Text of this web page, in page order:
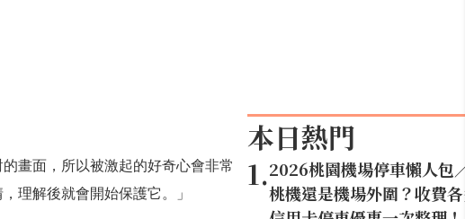
畫面，所以被激起的好奇心會非常
理解後就會開始保護它。」
本日熱門
1.2026桃園機場停車懶人包
桃機還是機場外圍？收費